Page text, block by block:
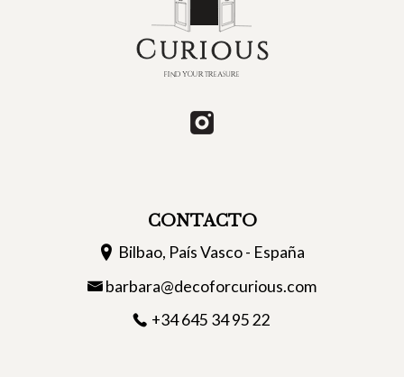
CONTACTO
Bilbao, País Vasco - España
barbara@decoforcurious.com
+34 645 34 95 22